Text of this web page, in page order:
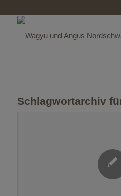
Schlagwortarchiv